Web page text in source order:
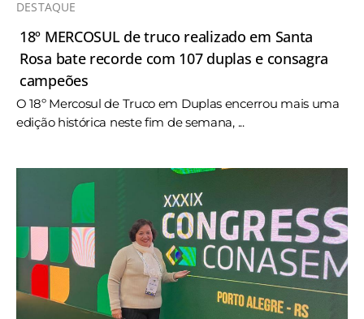
DESTAQUE
18º MERCOSUL de truco realizado em Santa
Rosa bate recorde com 107 duplas e consagra
campeões
O 18º Mercosul de Truco em Duplas encerrou mais uma
edição histórica neste fim de semana, ...